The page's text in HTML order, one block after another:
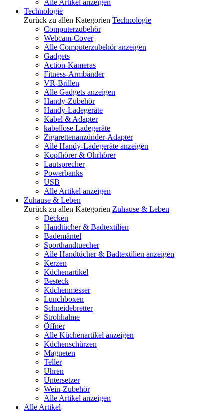
Alle Artikel anzeigen
Technologie
Zurück zu allen Kategorien Technologie
Computerzubehör
Webcam-Cover
Alle Computerzubehör anzeigen
Gadgets
Action-Kameras
Fitness-Armbänder
VR-Brillen
Alle Gadgets anzeigen
Handy-Zubehör
Handy-Ladegeräte
Kabel & Adapter
kabellose Ladegeräte
Zigarettenanzünder-Adapter
Alle Handy-Ladegeräte anzeigen
Kopfhörer & Ohrhörer
Lautsprecher
Powerbanks
USB
Alle Artikel anzeigen
Zuhause & Leben
Zurück zu allen Kategorien Zuhause & Leben
Decken
Handtücher & Badtextilien
Bademäntel
Sporthandtuecher
Alle Handtücher & Badtextilien anzeigen
Kerzen
Küchenartikel
Besteck
Küchenmesser
Lunchboxen
Schneidebretter
Strohhalme
Öffner
Alle Küchenartikel anzeigen
Küchenschürzen
Magneten
Teller
Uhren
Untersetzer
Wein-Zubehör
Alle Artikel anzeigen
Alle Artikel